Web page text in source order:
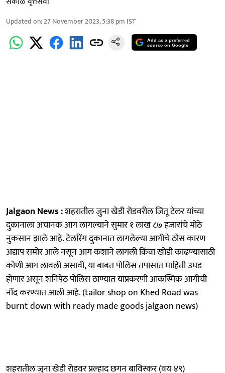
Updated on:27 November 2023, 5:38 pm IST
Add as a preferred
source on Google
Jalgaon News :शहरातील जुना खेडी रोडवरील जितू टेलर यांच्या
दुकानाला अचानक आग लागल्याने सुमार १ लाख ८७ हजारांचे मोठे
नुकसान झाले आहे. टेलरिंग दुकानात लागलेल्या आगीचे ठोस कारण
अद्याप समोर आले नसून आग कशाने लागली किंवा खोडी काढण्यासाठी
कोणी आग लावली असावी, या बाबत पोलिस तपासात माहिती उघड
होणार असून शनिपेठ पोलिस ठाण्यात याप्रकरणी आकस्मिक आगीची
नोंद करण्यात आली आहे. (tailor shop on Khed Road was
burnt down with ready made goods jalgaon news)
शहरातील जुना खेडी रोडवर प्रल्हाद छगन बाविस्कर (वय ४९)